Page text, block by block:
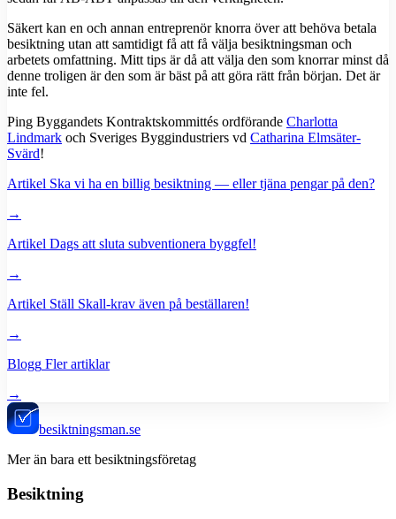
Säkert kan en och annan entreprenör knorra över att behöva betala
besiktning utan att samtidigt få att få välja besiktningsman och
arbetets omfattning. Mitt tips är då att välja den som knorrar minst då
denne troligen är den som är bäst på att göra rätt från början. Det är
inte fel.
Ping Byggandets Kontraktskommittés ordförande Charlotta
Lindmark och Sveriges Byggindustriers vd Catharina Elmsäter-
Svärd!
Artikel Ska vi ha en billig besiktning — eller tjäna pengar på den?
→
Artikel Dags att sluta subventionera byggfel!
→
Artikel Ställ Skall-krav även på beställaren!
→
Blogg Fler artiklar
→
besiktningsman.se
Mer än bara ett besiktningsföretag
Besiktning